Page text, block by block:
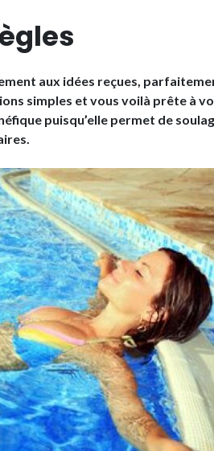
aux idées reçues,
simples et vous voilà prête à
puisqu’elle permet de